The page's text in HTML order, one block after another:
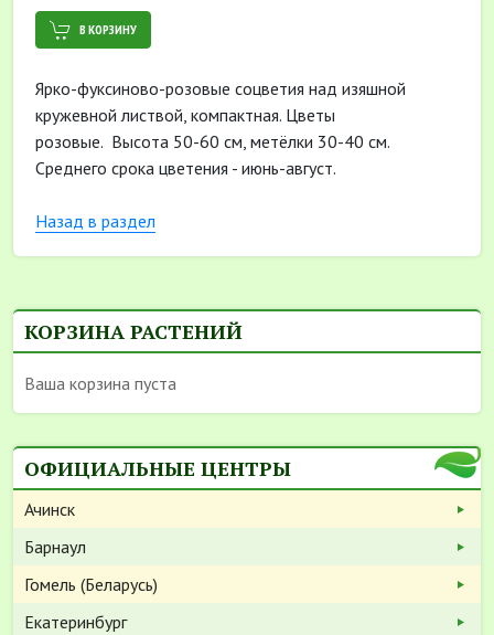
В КОРЗИНУ
Ярко-фуксиново-розовые соцветия над изяшной
кружевной листвой, компактная. Цветы
розовые. Высота 50-60 см, метёлки 30-40 см.
Среднего срока цветения - июнь-август.
Назад в раздел
КОРЗИНА РАСТЕНИЙ
Ваша корзина пуста
ОФИЦИАЛЬНЫЕ ЦЕНТРЫ
Ачинск
Барнаул
Гомель (Беларусь)
Екатеринбург